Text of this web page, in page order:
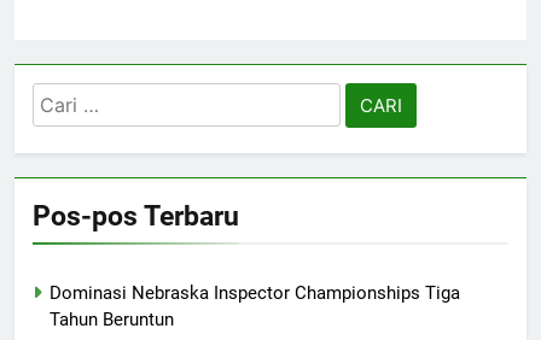
Cari
untuk:
Pos-pos Terbaru
Dominasi Nebraska Inspector Championships Tiga
Tahun Beruntun